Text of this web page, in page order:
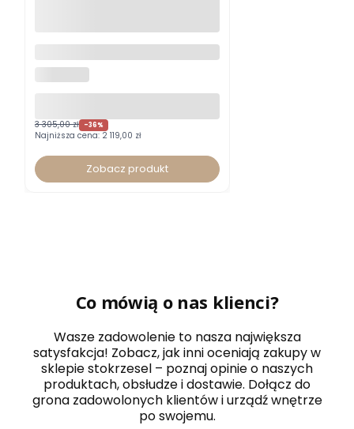
BACK HRUA certyfikat GS typ B
z zagłówkiem
3 305,00 zł -36%
Najniższa cena: 2 119,00 zł
Zobacz produkt
Co mówią o nas klienci?
Wasze zadowolenie to nasza największa
satysfakcja! Zobacz, jak inni oceniają zakupy w
sklepie stokrzesel – poznaj opinie o naszych
produktach, obsłudze i dostawie. Dołącz do
grona zadowolonych klientów i urządź wnętrze
po swojemu.